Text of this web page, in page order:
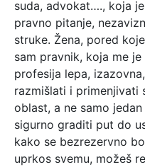
suda, advokat…., koja
pravno pitanje,
struke. Žena, pored
sam pravnik, koja me
profesija lepa,
razmišlati i primenjivati
oblast, a ne samo
sigurno graditi put do
kako se bezrezervno
uprkos svemu, možeš